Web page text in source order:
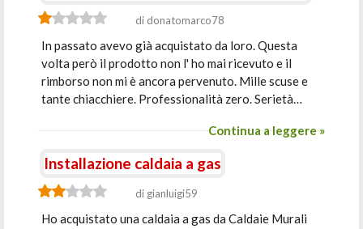
di donatomarco78
In passato avevo già acquistato da loro. Questa
volta però il prodotto non l' ho mai ricevuto e il
rimborso non mi è ancora pervenuto. Mille scuse e
tante chiacchiere. Professionalità zero. Serietà…
Continua a leggere »
Installazione caldaia a gas
di gianluigi59
Ho acquistato una caldaia a gas da Caldaie Murali